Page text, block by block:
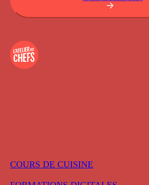
COURS DE CUISINE